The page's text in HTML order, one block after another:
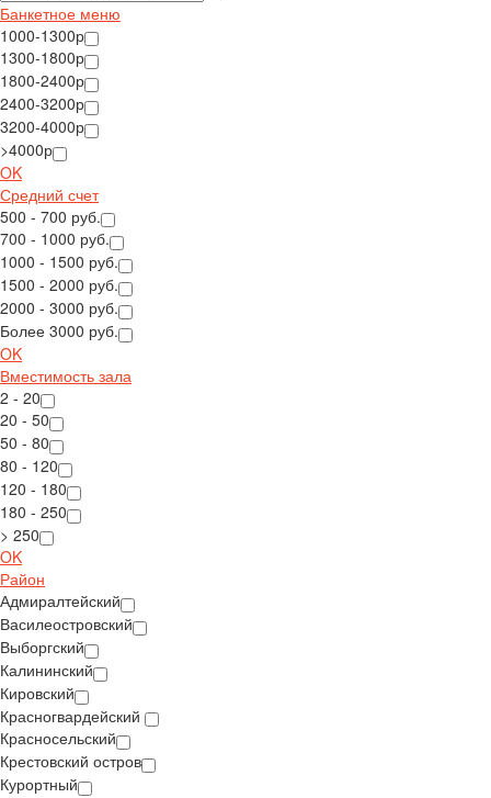
Банкетное меню
1000-1300р
1300-1800р
1800-2400р
2400-3200р
3200-4000р
>4000р
OK
Средний счет
500 - 700 руб.
700 - 1000 руб.
1000 - 1500 руб.
1500 - 2000 руб.
2000 - 3000 руб.
Более 3000 руб.
OK
Вместимость зала
2 - 20
20 - 50
50 - 80
80 - 120
120 - 180
180 - 250
> 250
OK
Район
Адмиралтейский
Василеостровский
Выборгский
Калининский
Кировский
Красногвардейский
Красносельский
Крестовский остров
Курортный